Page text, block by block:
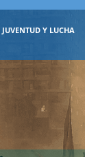
JUVENTUD Y LUCHA